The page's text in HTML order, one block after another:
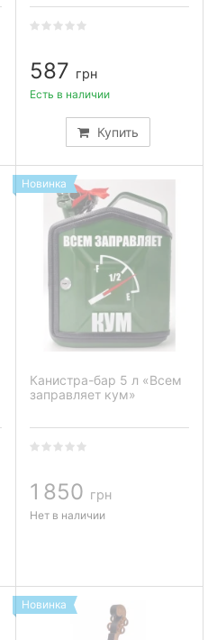
587 грн
Купить
Есть в наличии
Новинка
Канистра-бар 5 л «Всем
заправляет кум»
1 850 грн
Нет в наличии
Новинка